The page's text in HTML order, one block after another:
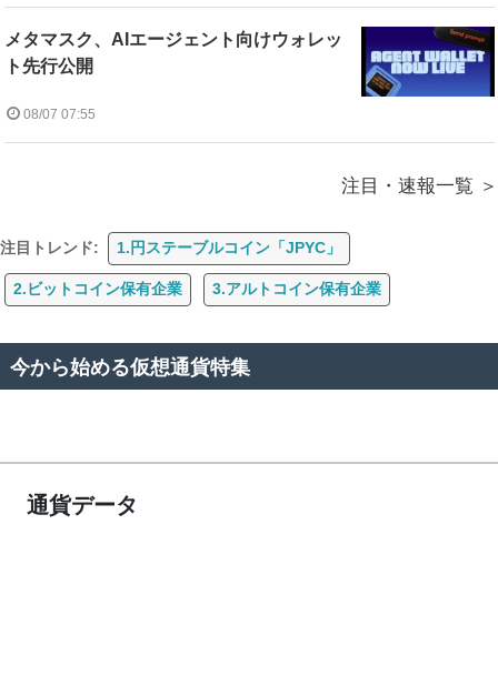
メタマスク、AIエージェント向けウォレッ
ト先行公開
08/07 07:55
注目・速報一覧
注目トレンド: 1.円ステーブルコイン「JPYC」
2.ビットコイン保有企業 3.アルトコイン保有企業
今から始める仮想通貨特集
通貨データ